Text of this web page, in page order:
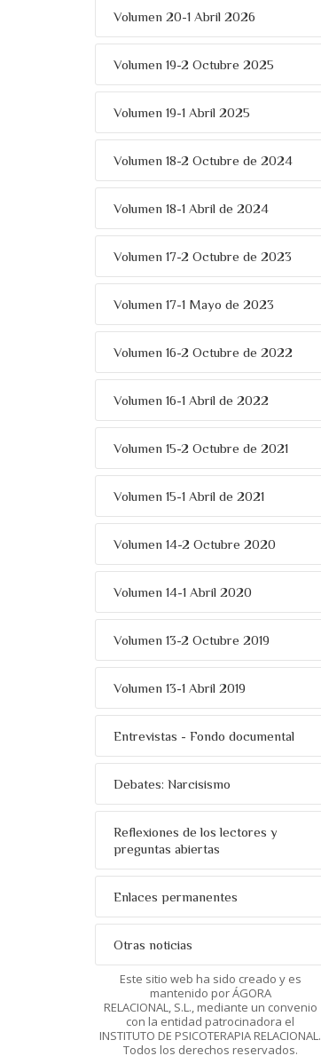
Volumen 20-1 Abril 2026
Volumen 19-2 Octubre 2025
Volumen 19-1 Abril 2025
Volumen 18-2 Octubre de 2024
Volumen 18-1 Abril de 2024
Volumen 17-2 Octubre de 2023
Volumen 17-1 Mayo de 2023
Volumen 16-2 Octubre de 2022
Volumen 16-1 Abril de 2022
Volumen 15-2 Octubre de 2021
Volumen 15-1 Abril de 2021
Volumen 14-2 Octubre 2020
Volumen 14-1 Abril 2020
Volumen 13-2 Octubre 2019
Volumen 13-1 Abril 2019
Entrevistas - Fondo documental
Debates: Narcisismo
Reflexiones de los lectores y
preguntas abiertas
Enlaces permanentes
Otras noticias
Este sitio web ha sido creado y es
mantenido por ÁGORA
RELACIONAL, S.L., mediante un convenio
con la entidad patrocinadora el
INSTITUTO DE PSICOTERAPIA RELACIONAL.
Todos los derechos reservados.